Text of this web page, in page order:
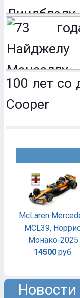
100 лет со
Cooper
McLaren
MCL39,
Монако-2025
14500руб.
Новости